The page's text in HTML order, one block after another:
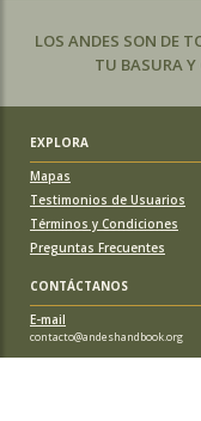
LOS ANDES SON DE
TU BASURA Y
EXPLORA
Mapas
Testimonios de Usuarios
Términos y Condiciones
Preguntas Frecuentes
CONTÁCTANOS
E-mail
contacto@andeshandbook.org